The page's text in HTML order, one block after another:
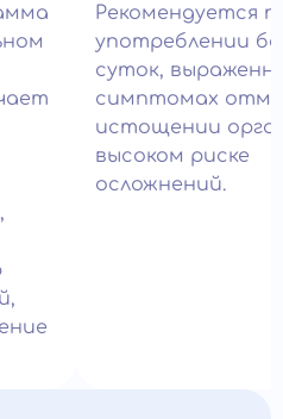
Рекомендуется
употреблении
суток,
симптомах
истощении
высоком риске
осложнений.